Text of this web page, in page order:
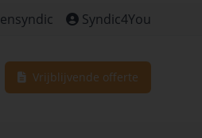
te bekijken voor dringende
Syndic4You
Vrijblijvende offerte